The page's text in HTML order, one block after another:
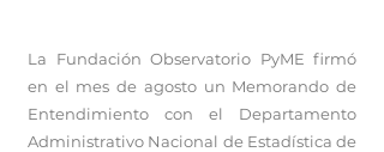
La Fundación Observatorio PyME firmó
en el mes de agosto un Memorando de
Entendimiento con el Departamento
Administrativo Nacional de Estadística de